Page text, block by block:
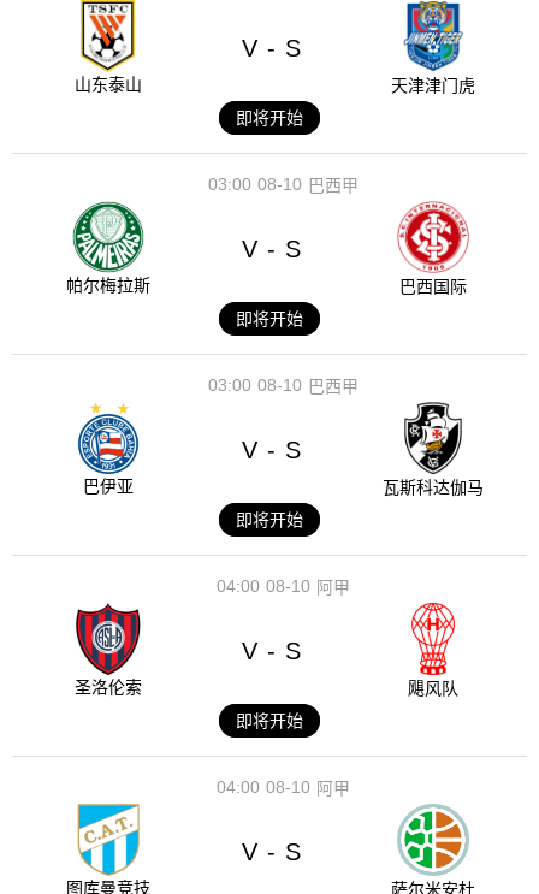
山东泰山
V - S
天津津门虎
即将开始
08-10
03:00 巴西甲
帕尔梅拉斯
V - S
巴西国际
即将开始
08-10
03:00 巴西甲
巴伊亚
V - S
瓦斯科达伽马
即将开始
08-10
04:00 阿甲
圣洛伦索
V - S
飓风队
即将开始
08-10
04:00 阿甲
图库曼竞技
V - S
萨尔米安杜